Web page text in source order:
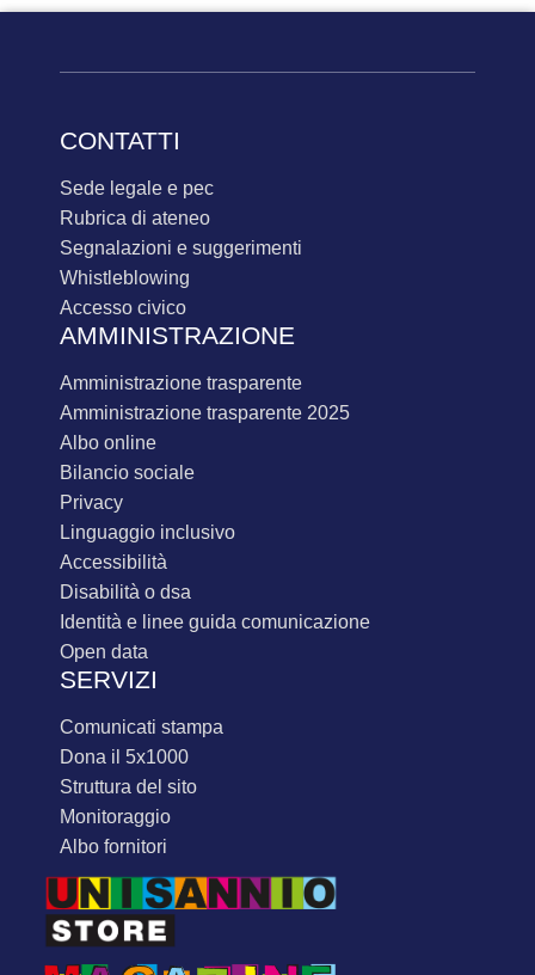
CONTATTI
sede legale e pec
rubrica di ateneo
segnalazioni e suggerimenti
whistleblowing
accesso civico
AMMINISTRAZIONE
amministrazione trasparente
amministrazione trasparente 2025
albo online
bilancio sociale
privacy
linguaggio inclusivo
accessibilità
disabilità o dsa
identità e linee guida comunicazione
open data
SERVIZI
comunicati stampa
dona il 5x1000
struttura del sito
monitoraggio
albo fornitori